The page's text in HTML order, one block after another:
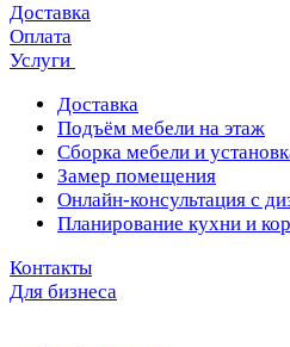
Доставка
Оплата
Услуги
Доставка
Подъём мебели на этаж
Сборка мебели и
Замер помещения
Онлайн-консультация с
Планирование кухни и
Контакты
Для бизнеса